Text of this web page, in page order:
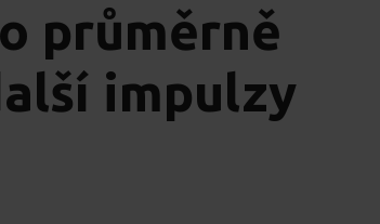
průměrně
impulzy